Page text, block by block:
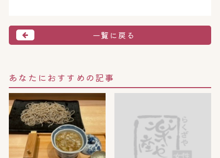
一覧に戻る
あなたにおすすめの記事